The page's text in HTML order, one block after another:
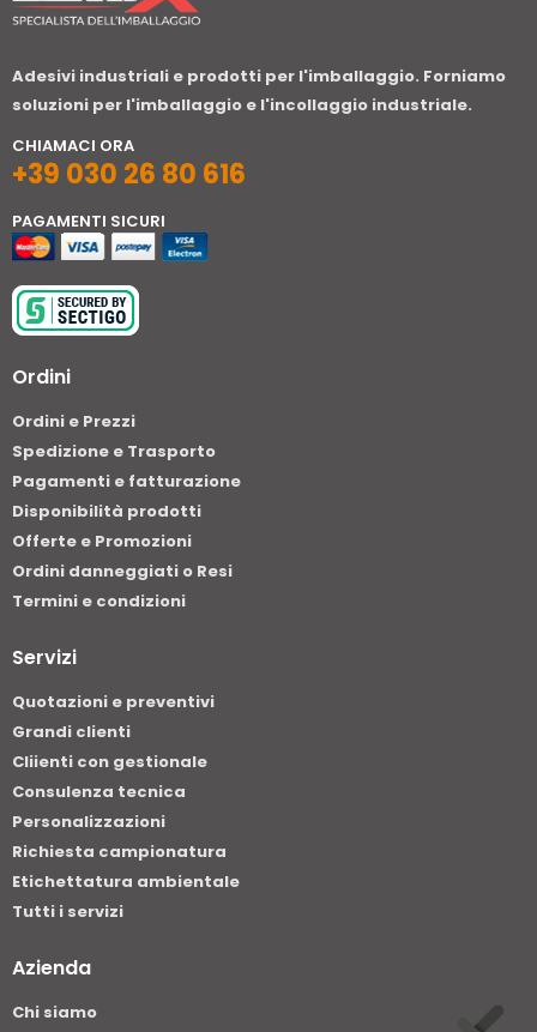
Adesivi industriali e prodotti per l'imballaggio. Forniamo
soluzioni per l'imballaggio e l'incollaggio industriale.
CHIAMACI ORA
+39 030 26 80 616
PAGAMENTI SICURI
Ordini
Ordini e Prezzi
Spedizione e Trasporto
Pagamenti e fatturazione
Disponibilità prodotti
Offerte e Promozioni
Ordini danneggiati o Resi
Termini e condizioni
Servizi
Quotazioni e preventivi
Grandi clienti
Cliienti con gestionale
Consulenza tecnica
Personalizzazioni
Richiesta campionatura
Etichettatura ambientale
Tutti i servizi
Azienda
Chi siamo